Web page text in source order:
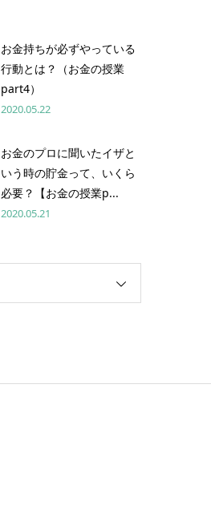
お金持ちが必ずやっている
行動とは？（お金の授業
part4）
2020.05.22
お金のプロに聞いたイザと
いう時の貯金って、いくら
必要？【お金の授業p...
2020.05.21